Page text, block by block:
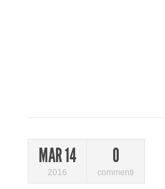
MAR 14
2016
0
commenti